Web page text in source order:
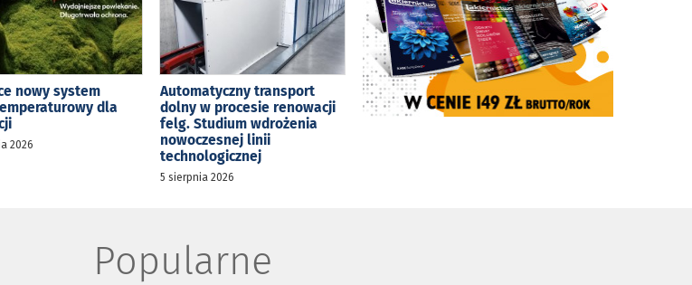
nowy system
dla
2026
Automatyczny transport
dolny w procesie renowacji
felg. Studium wdrożenia
nowoczesnej linii
technologicznej
5 sierpnia 2026
Popularne